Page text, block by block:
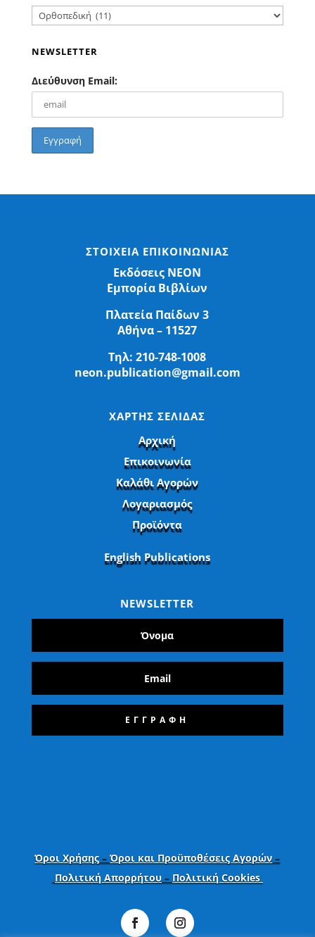
NEWSLETTER
Διεύθυνση Email:
ΣΤΟΙΧΕΙΑ ΕΠΙΚΟΙΝΩΝΙΑΣ
Εκδόσεις ΝΕΟΝ
Εμπορία Βιβλίων
Πλατεία Παίδων 3
Αθήνα – 11527
Τηλ:210-748-1008
neon.publication@gmail.com
ΧΑΡΤΗΣ ΣΕΛΙΔΑΣ
Αρχική
Επικοινωνία
Καλάθι Αγορών
Λογαριασμός
Προϊόντα
English Publications
NEWSLETTER
ΕΓΓΡΑΦΗ
Όροι Χρήσης –Όροι και Προϋποθέσεις Αγορών–
Πολιτική Απορρήτου– Πολιτική Cookies